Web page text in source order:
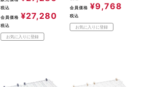
税込
会員価格 ¥27,280
税込
お気に入りに登録
会員価格 ¥9,768
税込
お気に入りに登録